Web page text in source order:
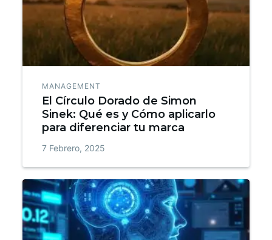
MANAGEMENT
El Círculo Dorado de Simon
Sinek: Qué es y Cómo aplicarlo
para diferenciar tu marca
7 Febrero, 2025